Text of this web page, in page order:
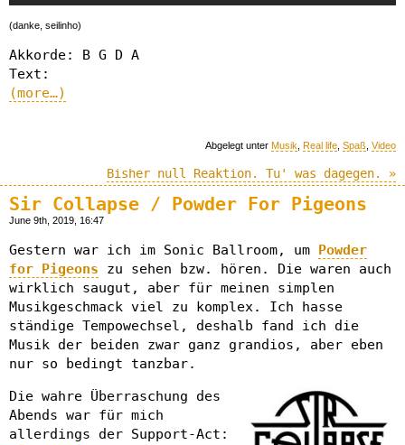
(danke, seilinho)
Akkorde: B G D A
Text:
(more…)
Abgelegt unter Musik Real life Spaß Video
Bisher null Reaktion. Tu' was dagegen. »
Sir Collapse / Powder For Pigeons
June 9th, 2019, 16:47
Gestern war ich im Sonic Ballroom, um Powder
for Pigeons zu sehen bzw. hören. Die waren auch
wirklich saugut, aber für meinen simplen
Musikgeschmack viel zu komplex. Ich hasse
ständige Tempowechsel, deshalb fand ich die
Musik der beiden zwar ganz grandios, aber eben
nur so bedingt tanzbar.
Die wahre Überraschung des
Abends war für mich
allerdings der Support-Act: